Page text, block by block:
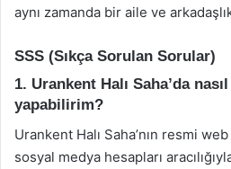
aynı zamanda bir aile ve
SSS (Sıkça Sorulan Sorular)
1. Urankent Halı Saha’da
yapabilirim?
Urankent Halı Saha’nın resmi
sosyal medya hesapları